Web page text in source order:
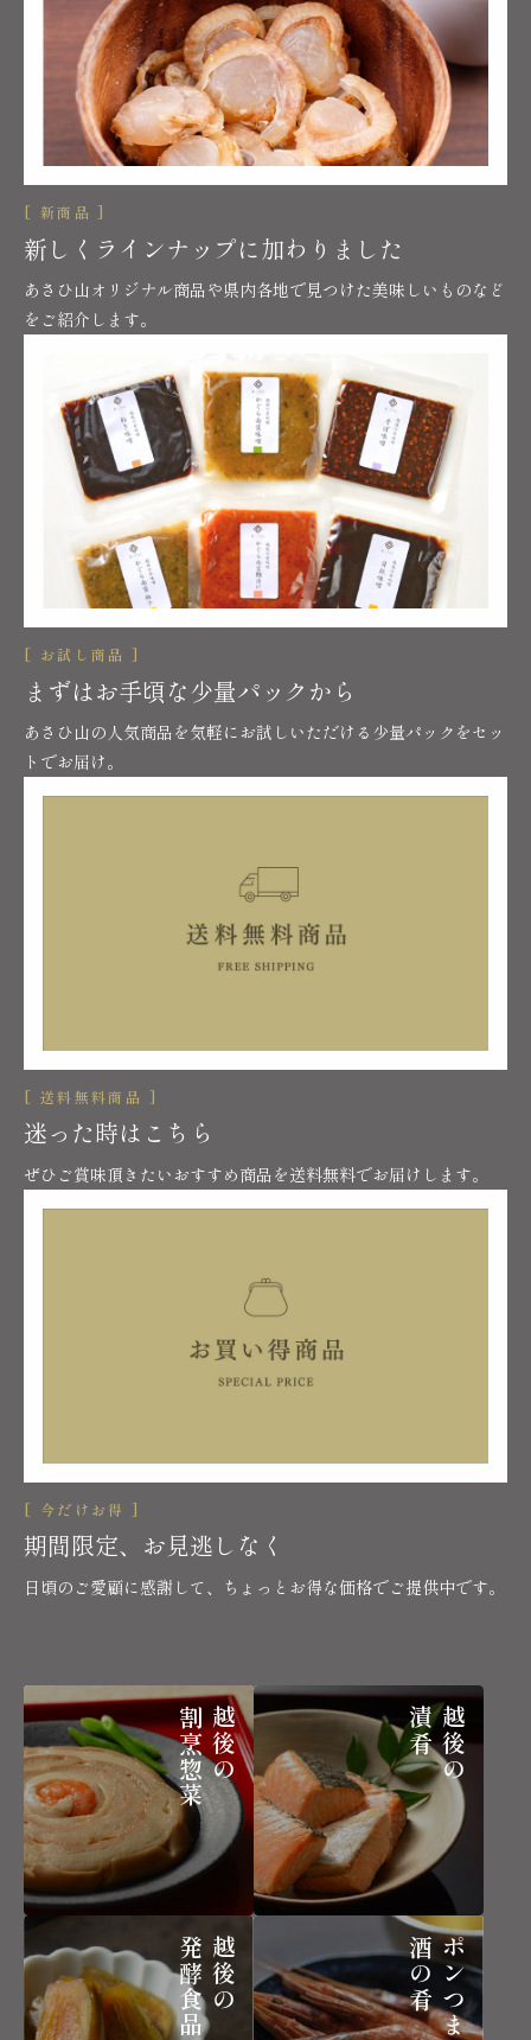
[ 新商品 ]
新しくラインナップに加わりました
あさひ山オリジナル商品や県内各地で見つけた美味しいものなど
をご紹介します。
[ お試し商品 ]
まずはお手頃な少量パックから
あさひ山の人気商品を気軽にお試しいただける少量パックをセッ
トでお届け。
[ 送料無料商品 ]
迷った時はこちら
ぜひご賞味頂きたいおすすめ商品を送料無料でお届けします。
[ 今だけお得 ]
期間限定、お見逃しなく
日頃のご愛顧に感謝して、ちょっとお得な価格でご提供中です。
越後の
割烹惣菜 越後の
漬肴
越後の
発酵食品 ポンつま
酒の肴